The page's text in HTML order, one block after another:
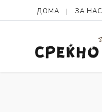
ДОМА ЗА НАС